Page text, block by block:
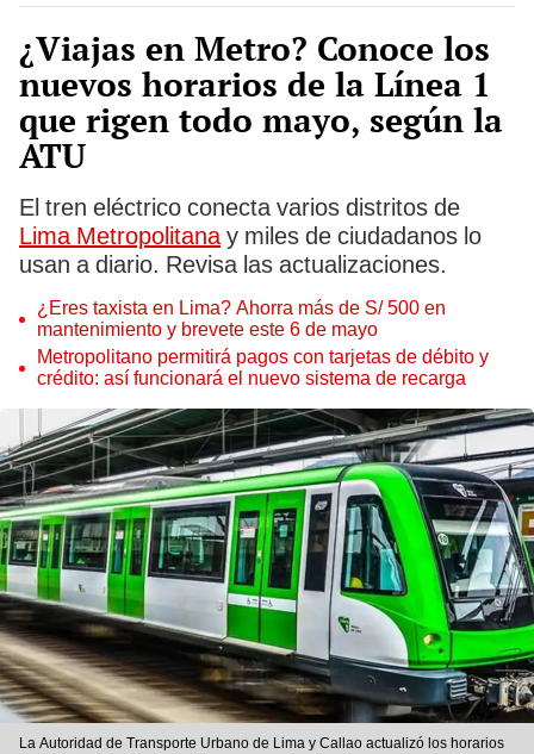
¿Viajas en Metro? Conoce los
nuevos horarios de la Línea 1
que rigen todo mayo, según la
ATU
El tren eléctrico conecta varios distritos de
Lima Metropolitanay miles de ciudadanos lo
usan a diario. Revisa las actualizaciones.
¿Eres taxista en Lima? Ahorra más de S/ 500 en
mantenimiento y brevete este 6 de mayo
Metropolitano permitirá pagos con tarjetas de débito y
crédito: así funcionará el nuevo sistema de recarga
La Autoridad de Transporte Urbano de Lima y Callao actualizó los horarios